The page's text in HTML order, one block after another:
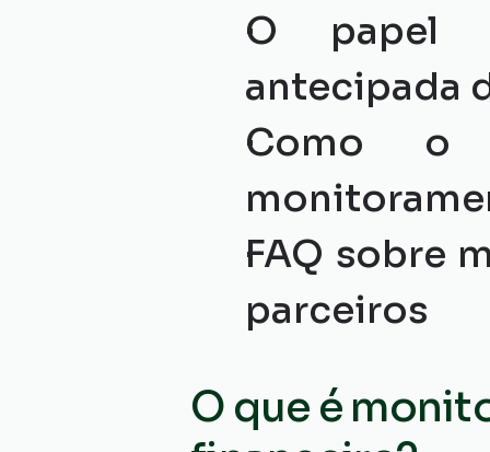
O papel
antecipada
Como o
FAQ sobre
parceiros
O que é